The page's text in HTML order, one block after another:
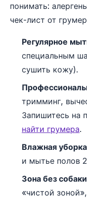
понимать:
чек-лист от
Регулярное
специальным
сушить кожу).
тримминг,
Запишитесь на
найти грумера.
Влажная уборка
и мытье полов
Зона без собаки
«чистой